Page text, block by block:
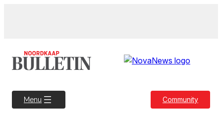
Menu Community